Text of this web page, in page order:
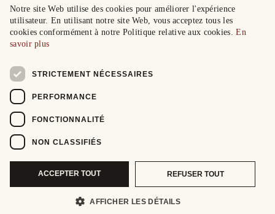
Notre site Web utilise des cookies pour améliorer l'expérience
utilisateur. En utilisant notre site Web, vous acceptez tous les
cookies conformément à notre Politique relative aux cookies.En
savoir plus
STRICTEMENT NÉCESSAIRES
PERFORMANCE
FONCTIONNALITÉ
NON CLASSIFIÉS
ACCEPTER TOUT REFUSER TOUT
AFFICHER LES DÉTAILS